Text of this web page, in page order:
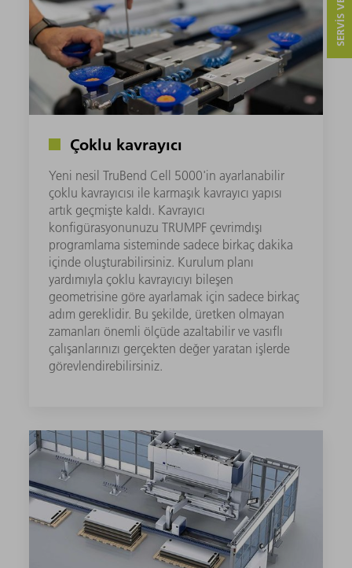
Çoklu kavrayıcı
Yeni nesil TruBend Cell 5000'in ayarlanabilir
çoklu kavrayıcısı ile karmaşık kavrayıcı yapısı
artık geçmişte kaldı. Kavrayıcı
konfigürasyonunuzu TRUMPF çevrimdışı
programlama sisteminde sadece birkaç dakika
içinde oluşturabilirsiniz. Kurulum planı
yardımıyla çoklu kavrayıcıyı bileşen
geometrisine göre ayarlamak için sadece birkaç
adım gereklidir. Bu şekilde, üretken olmayan
zamanları önemli ölçüde azaltabilir ve vasıflı
çalışanlarınızı gerçekten değer yaratan işlerde
görevlendirebilirsiniz.